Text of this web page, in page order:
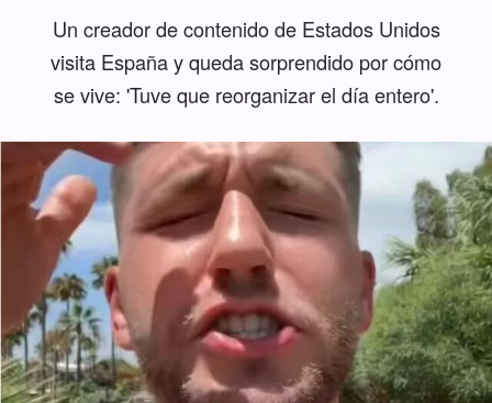
Un creador de contenido de Estados Unidos
visita España y queda sorprendido por cómo
se vive: 'Tuve que reorganizar el día entero'.